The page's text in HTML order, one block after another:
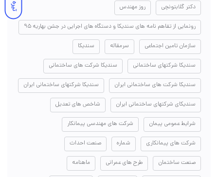
تیره دکتر گلابتونچی روز مهندس
رونمایی از تفاهم نامه های سندیکا و دستگاه های اجرایی در جشن بهاریه ۹۵
سازمان تامین اجتماعی سرمقاله سندیکا
سندیکا شرکتهای ساختمانی سندیکا شرکت های ساختمانی
سندیکا شرکت های ساختمانی ایران سندیکا شرکتهای ساختمانی ایران
سندیکای شرکتهای ساختمانی ایران شاخص های تعدیل
شرایط عمومی پیمان شرکت های مهندسی پیمانکار
شرکت های پیمانکاری شماره صنعت احداث
صنعت ساختمان طرح های عمرانی ماهنامه